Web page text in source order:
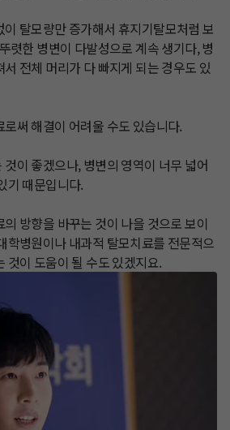
탈모량만 증가해서 휴지기탈모처럼 보
렷한 병변이 다발성으로 계속 생기다, 병
전체 머리가 다 빠지게 되는 경우도 있
써 해결이 어려울 수도 있습니다.
이 좋겠으나, 병변의 영역이 너무 넓어
기 때문입니다.
방향을 바꾸는 것이 나을 것으로 보이
학병원이나 내과적 탈모치료를 전문적으
것이 도움이 될 수도 있겠지요.